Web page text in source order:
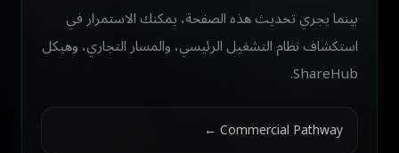
بينما يجري تحديث هذه الصفحة، يمكنك الاستمرار في
استكشاف نظام التشغيل الرئيسي، والمسار التجاري، وهيكل
ShareHub.
Commercial Pathway ←